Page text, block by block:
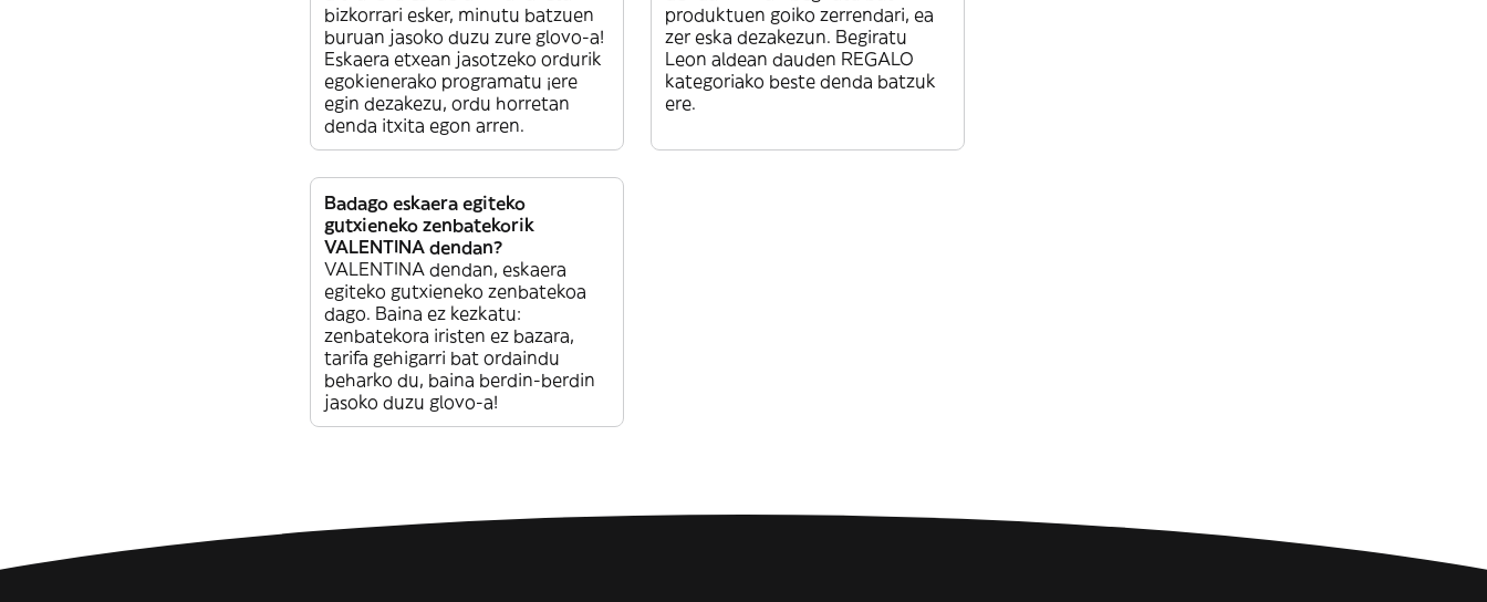
bizkorrari esker, minutu batzuen
buruan jasoko duzu zure glovo-a!
Eskaera etxean jasotzeko ordurik
egokienerako programatu ¡ere
egin dezakezu, ordu horretan
denda itxita egon arren.
produktuen goiko zerrendari, ea
zer eska dezakezun. Begiratu
Leon aldean dauden REGALO
kategoriako beste denda batzuk
ere.
Badago eskaera egiteko
gutxieneko zenbatekorik
VALENTINA dendan?
VALENTINA dendan, eskaera
egiteko gutxieneko zenbatekoa
dago. Baina ez kezkatu:
zenbatekora iristen ez bazara,
tarifa gehigarri bat ordaindu
beharko du, baina berdin-berdin
jasoko duzu glovo-a!